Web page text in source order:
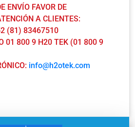
ENVÍO FAVOR DE
A CLIENTES:
(81) 83467510
01 800 9 H20 TEK (01 800 9
info@h2otek.com